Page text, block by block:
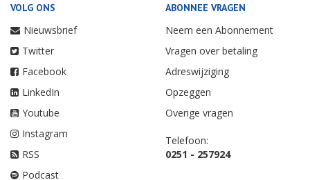
VOLG ONS
Nieuwsbrief
Twitter
Facebook
LinkedIn
Youtube
Instagram
RSS
Podcast
ABONNEE VRAGEN
Neem een Abonnement
Vragen over betaling
Adreswijziging
Opzeggen
Overige vragen
Telefoon:
0251 - 257924